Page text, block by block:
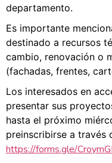
departamento.
Es importante
destinado a recursos
cambio, renovación o
(fachadas, frentes,
Los interesados en
presentar sus
hasta el próximo
preinscribirse a través
https://forms.gle/